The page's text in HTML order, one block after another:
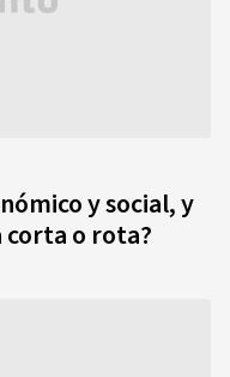
y social, y
o rota?